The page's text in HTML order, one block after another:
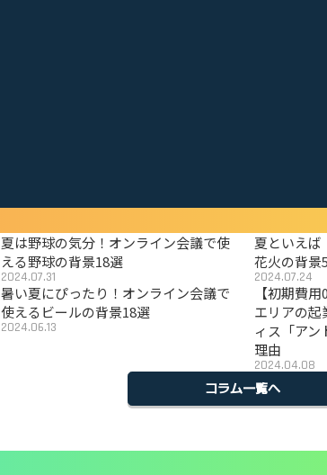
夏は野球の気分！オンライン会議で使
える野球の背景18選
2024.07.31
夏といえば
花火の背景
2024.07.24
暑い夏にぴったり！オンライン会議で
使えるビールの背景18選
2024.06.13
【初期費
エリアの起
ィス「アン
理由
2024.04.08
コラム一覧へ